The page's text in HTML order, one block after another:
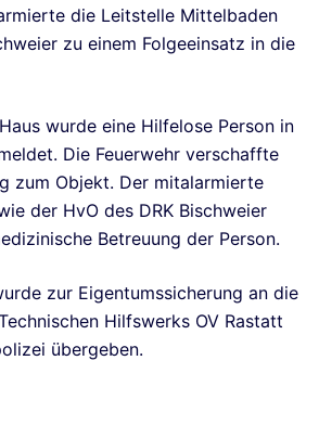
die Leitstelle Mittelbaden
zu einem Folgeeinsatz in die
wurde eine Hilfelose Person in
Die Feuerwehr verschaffte
zum Objekt. Der mitalarmierte
der HvO des DRK Bischweier
Betreuung der Person.
zur Eigentumssicherung an die
Hilfswerks OV Rastatt
übergeben.